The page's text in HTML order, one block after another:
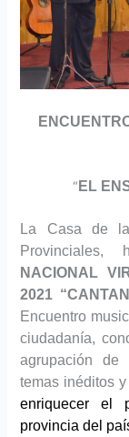
“ EL
La Casa de
NACIONAL
2021
Encuentro
ciudadanía,
agrupación
temas inéditos
enriquecer el
provincia del